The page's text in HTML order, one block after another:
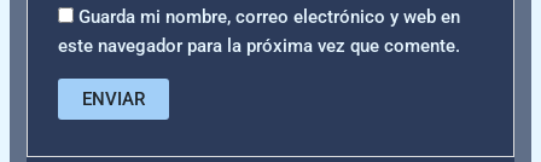
Guarda mi nombre, correo electrónico y web en
este navegador para la próxima vez que comente.